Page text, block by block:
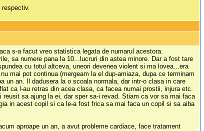
s-a facut vreo statistica legata de numarul acestora.
sa numere pana la 10...lucruri din astea minore. Dar a fost tare
cu totul altceva, uneori devenea violent si ma lovea...era
mai pot continua (mergeam la el dup-amiaza, dupa ce terminam
un an. Il dadusera la o scoala normala, dar intr-o clasa in care
ca l-au retras din acea clasa, ca facea numai prostii, injura etc.
sa ajung la ei, dar sper sa-i revad. Stiam ca vor sa mai faca
in acest copil si ca le-a fost frica sa mai faca un copil si sa aiba
aproape un an, a avut probleme cardiace, face tratament